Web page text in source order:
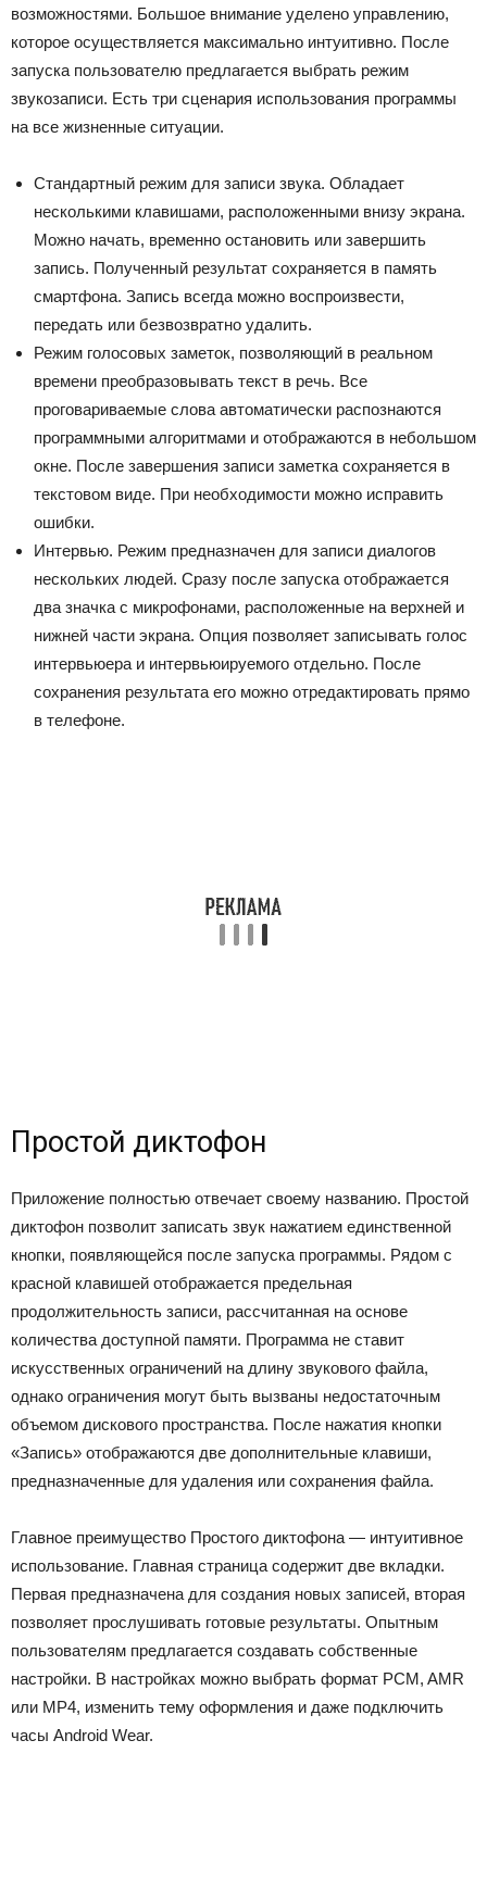
возможностями. Большое внимание уделено управлению,
которое осуществляется максимально интуитивно. После
запуска пользователю предлагается выбрать режим
звукозаписи. Есть три сценария использования программы
на все жизненные ситуации.
Стандартный режим для записи звука. Обладает
несколькими клавишами, расположенными внизу экрана.
Можно начать, временно остановить или завершить
запись. Полученный результат сохраняется в память
смартфона. Запись всегда можно воспроизвести,
передать или безвозвратно удалить.
Режим голосовых заметок, позволяющий в реальном
времени преобразовывать текст в речь. Все
проговариваемые слова автоматически распознаются
программными алгоритмами и отображаются в небольшом
окне. После завершения записи заметка сохраняется в
текстовом виде. При необходимости можно исправить
ошибки.
Интервью. Режим предназначен для записи диалогов
нескольких людей. Сразу после запуска отображается
два значка с микрофонами, расположенные на верхней и
нижней части экрана. Опция позволяет записывать голос
интервьюера и интервьюируемого отдельно. После
сохранения результата его можно отредактировать прямо
в телефоне.
Простой диктофон
Приложение полностью отвечает своему названию. Простой
диктофон позволит записать звук нажатием единственной
кнопки, появляющейся после запуска программы. Рядом с
красной клавишей отображается предельная
продолжительность записи, рассчитанная на основе
количества доступной памяти. Программа не ставит
искусственных ограничений на длину звукового файла,
однако ограничения могут быть вызваны недостаточным
объемом дискового пространства. После нажатия кнопки
«Запись» отображаются две дополнительные клавиши,
предназначенные для удаления или сохранения файла.
Главное преимущество Простого диктофона — интуитивное
использование. Главная страница содержит две вкладки.
Первая предназначена для создания новых записей, вторая
позволяет прослушивать готовые результаты. Опытным
пользователям предлагается создавать собственные
настройки. В настройках можно выбрать формат PCM, AMR
или MP4, изменить тему оформления и даже подключить
часы Android Wear.